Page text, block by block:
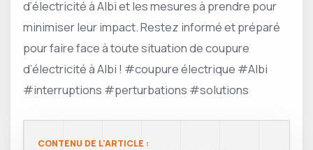
d’électricité à Albi et les mesures à prendre pour
minimiser leur impact. Restez informé et préparé
pour faire face à toute situation de coupure
d’électricité à Albi ! #coupure électrique #Albi
#interruptions #perturbations #solutions
CONTENU DE L'ARTICLE :